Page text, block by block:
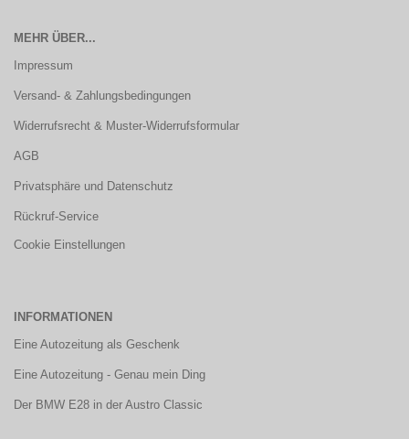
MEHR ÜBER...
Impressum
Versand- & Zahlungsbedingungen
Widerrufsrecht & Muster-Widerrufsformular
AGB
Privatsphäre und Datenschutz
Rückruf-Service
Cookie Einstellungen
INFORMATIONEN
Eine Autozeitung als Geschenk
Eine Autozeitung - Genau mein Ding
Der BMW E28 in der Austro Classic